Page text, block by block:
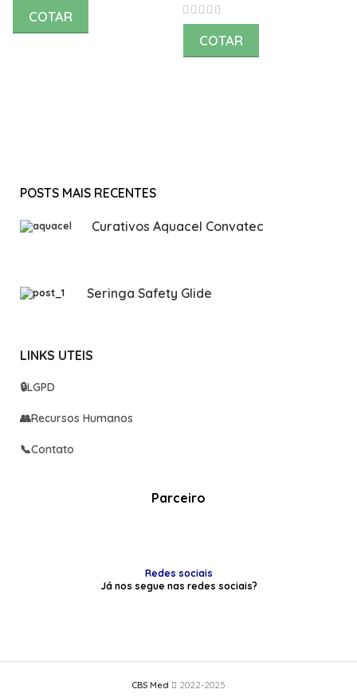
COTAR
COTAR
POSTS MAIS RECENTES
Curativos Aquacel Convatec
Seringa Safety Glide
LINKS UTEIS
🔒LGPD
👥Recursos Humanos
📞Contato
Parceiro
Redes sociais
Já nos segue nas redes sociais?
CBS Med 2022-2025